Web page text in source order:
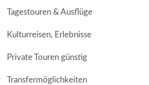
Tagestouren & Ausflüge
Kulturreisen, Erlebnisse
Private Touren günstig
Transfermöglichkeiten